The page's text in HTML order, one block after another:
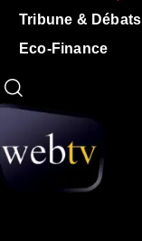
Tribune & Débats
Eco-Finance